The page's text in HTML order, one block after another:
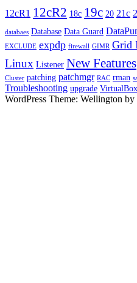
12cR1 12cR2 18c 19c 20 21c
databaes Database Data Guard
EXCLUDE expdp firewall GIMR Grid
Linux Listener New Features
Cluster patching patchmgr RAC rman
Troubleshooting upgrade VirtualBox
WordPress Theme: Wellington by